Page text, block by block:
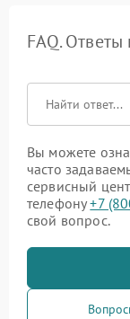
FAQ.
Вы можете
часто
сервисный
телефону+7
свой вопрос.